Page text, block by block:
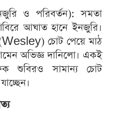
ও পরিবর্তন): সমতা
আঘাত হানে ইনজুরি।
চোট পেয়ে মাঠ
অভিজ্ঞ দানিলো। একই
শুবিরও সামান্য চোট